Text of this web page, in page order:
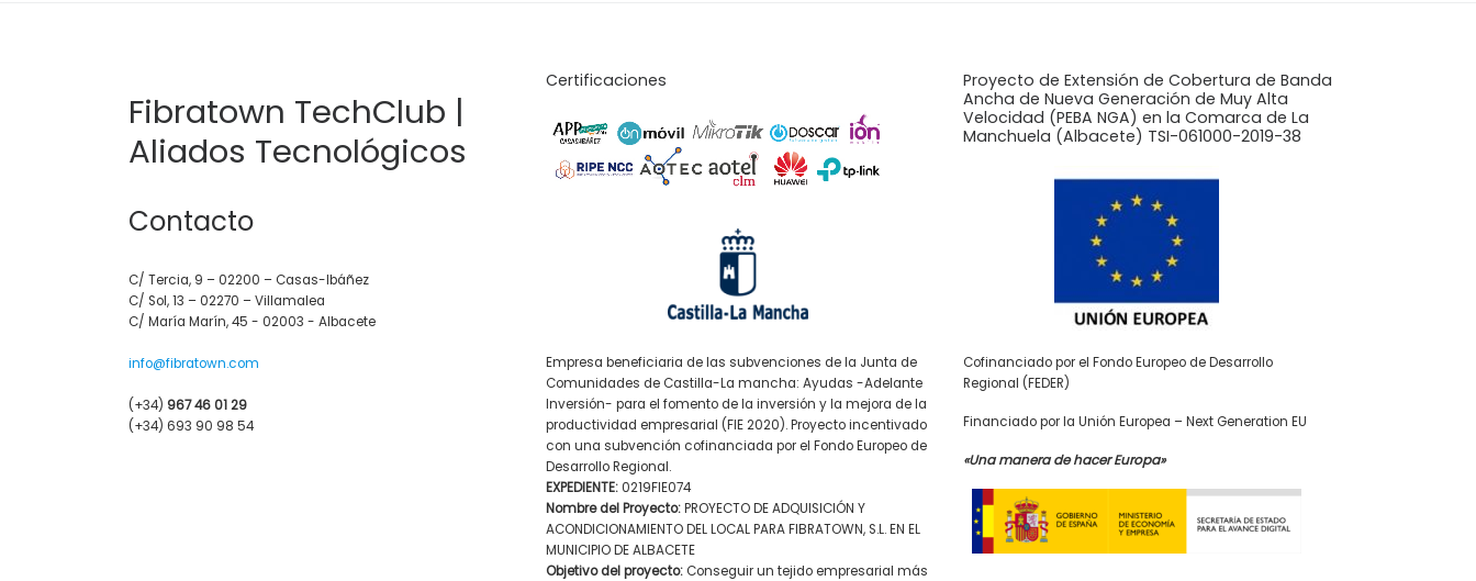
Fibratown TechClub |
Aliados Tecnológicos
Contacto
C/ Tercia, 9 – 02200 – Casas-Ibáñez
C/ Sol, 13 – 02270 – Villamalea
C/ María Marín, 45 - 02003 - Albacete
info@fibratown.com
(+34) 967 46 01 29
(+34) 693 90 98 54
Certificaciones
Empresa beneficiaria de las subvenciones de la Junta de
Comunidades de Castilla-La mancha: Ayudas -Adelante
Inversión- para el fomento de la inversión y la mejora de la
productividad empresarial (FIE 2020). Proyecto incentivado
con una subvención cofinanciada por el Fondo Europeo de
Desarrollo Regional.
EXPEDIENTE:0219FIE074
Nombre del Proyecto:PROYECTO DE ADQUISICIÓN Y
ACONDICIONAMIENTO DEL LOCAL PARA FIBRATOWN, S.L. EN EL
MUNICIPIO DE ALBACETE
Objetivo del proyecto:Conseguir un tejido empresarial más
Proyecto de Extensión de Cobertura de Banda
Ancha de Nueva Generación de Muy Alta
Velocidad (PEBA NGA) en la Comarca de La
Manchuela (Albacete) TSI-061000-2019-38
Cofinanciado por el Fondo Europeo de Desarrollo
Regional (FEDER)
Financiado por la Unión Europea – Next Generation EU
«Una manera de hacer Europa»